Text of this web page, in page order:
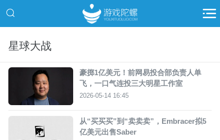
星球大战
豪掷1亿美元！前网易投合部负责人单
飞，一口气连投三大明星工作室
2026-05-14 16:45
从“买买买”到“卖卖卖”，Embracer拟5
亿美元出售Saber